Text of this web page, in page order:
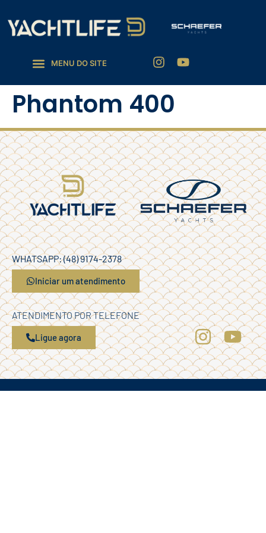
Phantom 400
WHATSAPP: (48) 9174-2378
Iniciar um atendimento
ATENDIMENTO POR TELEFONE
Ligue agora